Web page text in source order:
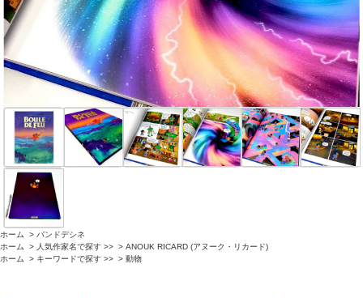
ホーム > バンドデシネ
ホーム
> 人気作家名で探す >> > ANOUK RICARD (アヌーク・リカード)
ホーム
> キーワードで探す >> > 動物